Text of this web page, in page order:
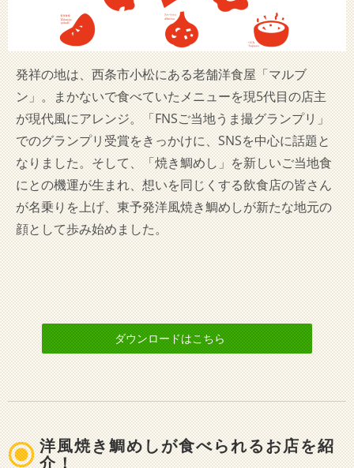
発祥の地は、西条市小松にある老舗洋食屋「マルブ
ン」。まかないで食べていたメニューを現5代目の店主
が現代風にアレンジ。「FNSご当地うま撮グランプリ」
でのグランプリ受賞をきっかけに、SNSを中心に話題と
なりました。そして、「焼き鯛めし」を新しいご当地食
にとの機運が生まれ、想いを同じくする飲食店の皆さん
が名乗りを上げ、東予発洋風焼き鯛めしが新たな地元の
顔として歩み始めました。
ダウンロードはこちら
洋風焼き鯛めしが食べられるお店を紹
介！